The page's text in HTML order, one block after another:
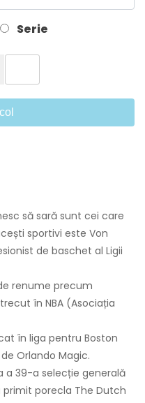
Serie
să sară sunt cei care
sportivi este Von
de baschet al Ligii
renume precum
în NBA (Asociația
în liga pentru Boston
Orlando Magic.
a 39-a selecție generală
primit porecla The Dutch